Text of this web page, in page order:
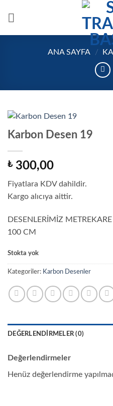
ANA SAYFA /
Karbon Desen 19
₺300,00
Fiyatlara KDV dahildir.
Kargo alıcıya aittir.
DESENLERİMİZ
100 CM
Stokta yok
Kategoriler: Karbon Desenler
DEĞERLENDIRMELER (0)
Değerlendirmeler
Henüz değerlendirme